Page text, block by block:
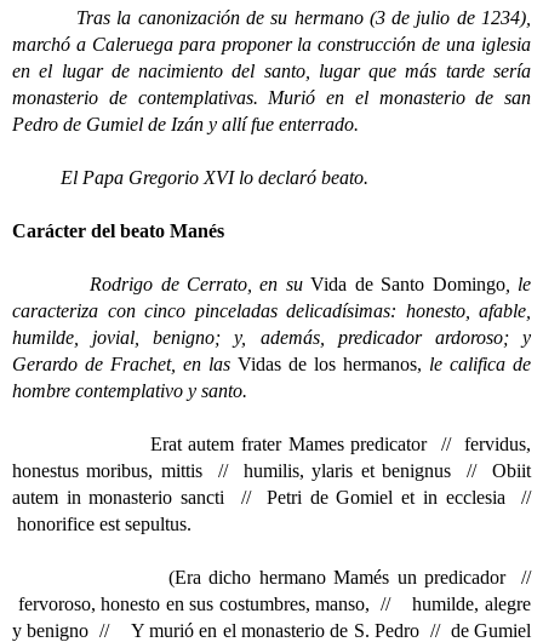
Tras la canonización de su hermano (3 de julio de 1234),
marchó a Caleruega para proponer la construcción de una iglesia
en el lugar de nacimiento del santo, lugar que más tarde sería
monasterio de contemplativas. Murió en el monasterio de san
Pedro de Gumiel de Izán y allí fue enterrado.
El Papa Gregorio XVI lo declaró beato.
Carácter del beato Manés
Rodrigo de Cerrato, en suVida de Santo Domingo, le
caracteriza con cinco pinceladas delicadísimas: honesto, afable,
humilde, jovial, benigno; y, además, predicador ardoroso; y
Gerardo de Frachet, en las Vidas de los hermanos, le califica de
hombre contemplativo y santo.
Erat autem frater Mames predicator // fervidus,
honestus moribus, mittis // humilis, ylaris et benignus // Obiit
autem in monasterio sancti // Petri de Gomiel et in ecclesia //
honorifice est sepultus.
(Era dicho hermano Mamés un predicador //
fervoroso, honesto en sus costumbres, manso, // humilde, alegre
y benigno // Y murió en el monasterio de S. Pedro // de Gumiel